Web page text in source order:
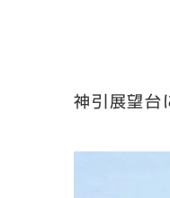
神引展望台